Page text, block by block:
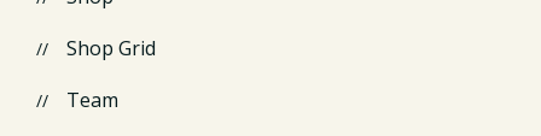
Shop Grid
Team